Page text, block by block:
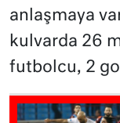
anlaşmaya
kulvarda 26
futbolcu, 2